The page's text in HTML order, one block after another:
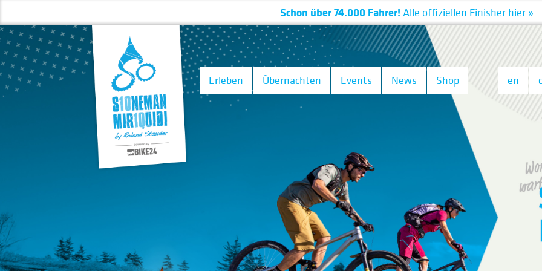
Schon über 74.000 Fahrer! Alle offiziellen Finisher hier »
Erleben Übernachten Events News Shop en